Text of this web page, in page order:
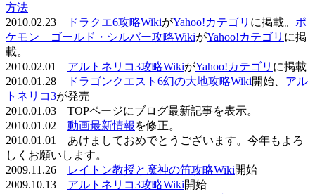
方法
2010.02.23
ドラクエ6攻略WikiがYahoo!カテゴリ に掲載。 ポ
ケモン ゴールド・シルバー攻略WikiがYahoo!カテゴリ に掲
載。
2010.02.01 アルトネリコ3攻略WikiがYahoo!カテゴリ に掲載
2010.01.28
ドラゴンクエスト6幻の大地攻略Wiki開始、 アル
トネリコ3が発売
2010.01.03 TOPページにブログ最新記事を表示。
2010.01.02 動画最新情報 を修正。
2010.01.01 あけましておめでとうございます。今年もよろ
しくお願いします。
2009.11.26
レイトン教授と魔神の笛攻略Wiki開始
2009.10.13 アルトネリコ3攻略Wiki開始